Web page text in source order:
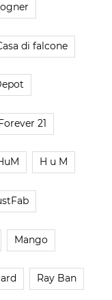
di falcone
21
H u M
Mango
Ray Ban